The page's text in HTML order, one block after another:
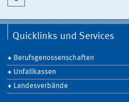
Quicklinks und Services
Berufsgenossenschaften
Unfallkassen
Landesverbände